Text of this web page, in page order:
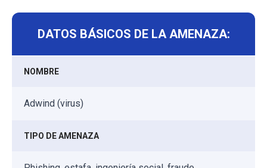
DATOS BÁSICOS DE LA AMENAZA:
NOMBRE
Adwind (virus)
TIPO DE AMENAZA